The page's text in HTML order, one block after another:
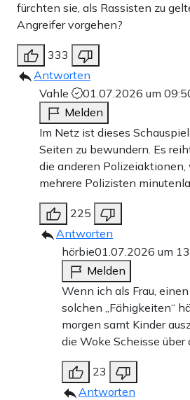
fürchten sie, als Rassisten zu
Angreifer vorgehen?
333
Antworten
Vahle
01.07.2026 um
Melden
Im Netz ist dieses
Seiten zu bewundern. Es
die anderen Polizeiaktionen,
mehrere Polizisten
225
Antworten
hörbie01.07.2026 um
Melden
Wenn ich als Frau,
solchen „Fähigkeiten“
morgen samt Kinder
die Woke Scheisse über
23
Antworten